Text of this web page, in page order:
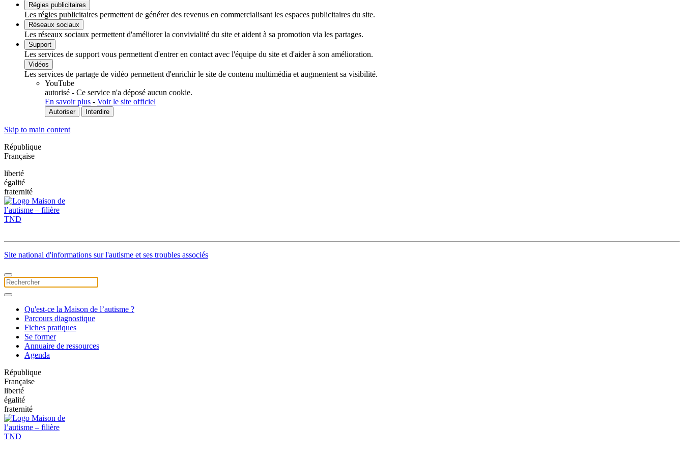
Régies publicitaires
Les régies publicitaires permettent de générer des revenus en commercialisant les espaces publicitaires du site.
Réseaux sociaux
Les réseaux sociaux permettent d'améliorer la convivialité du site et aident à sa promotion via les partages.
Support
Les services de support vous permettent d'entrer en contact avec l'équipe du site et d'aider à son amélioration.
Vidéos
Les services de partage de vidéo permettent d'enrichir le site de contenu multimédia et augmentent sa visibilité.
YouTube
autorisé - Ce service n'a déposé aucun cookie.
En savoir plus - Voir le site officiel
Autoriser Interdire
Skip to main content
République
Française
liberté
égalité
fraternité
Site national d'informations sur l'autisme et ses troubles associés
Qu'est-ce la Maison de l’autisme ?
Parcours diagnostique
Fiches pratiques
Se former
Annuaire de ressources
Agenda
République
Française
liberté
égalité
fraternité